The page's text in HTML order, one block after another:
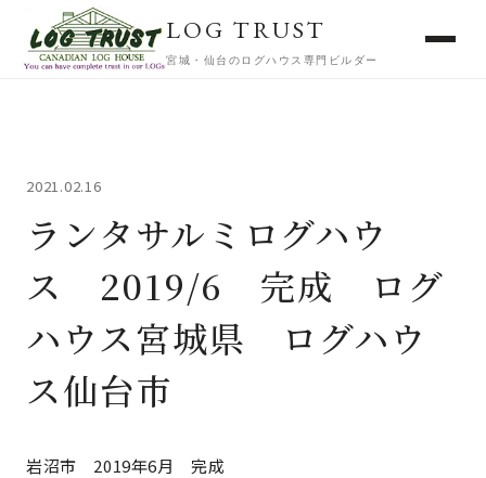
LOG TRUST
宮城・仙台のログハウス専門ビルダー
2021.02.16
ランタサルミログハウ
ス 2019/6 完成 ログ
ハウス宮城県 ログハウ
ス仙台市
岩沼市 2019年6月 完成